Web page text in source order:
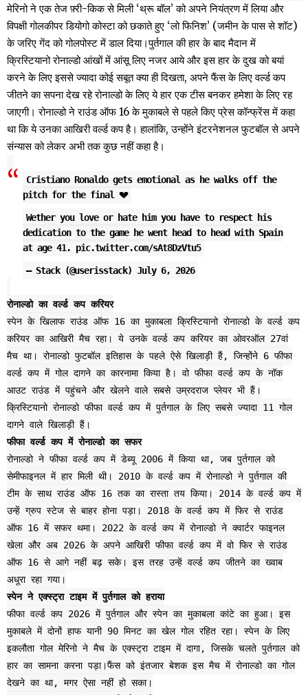
मेरिनो ने एक तेज फ़्री-किक से मिली ‘थ्रू बॉल’ को अपने नियंत्रण में लिया और
विपक्षी गोलकीपर डियोगो कोस्टा को छकाते हुए ‘लो फिनिश’ (जमीन के पास से शॉट)
के जरिए गेंद को गोलपोस्ट में डाल दिया।पुर्तगाल की हार के बाद मैदान में
क्रिस्टियानो रोनाल्डो आंखों में आंसू लिए नजर आये और इस हार के दुख को बयां
करने के लिए इससे ज्यादा कोई सबूत क्या ही दिखता, अपने फैंस के लिए वर्ल्ड कप
जीतने का सपना देख रहे रोनाल्डो के लिए ये हार एक टीस बनकर हमेशा के लिए रह
जाएगी। रोनाल्डो ने राउंड ऑफ 16 के मुकाबले से पहले किए प्रेस कॉन्फ्रेंस में कहा
था कि ये उनका आखिरी वर्ल्ड कप है। हालांकि, उन्होंने इंटरनेशनल फुटबॉल से अपने
संन्यास को लेकर अभी तक कुछ नहीं कहा है।
Cristiano Ronaldo gets emotional as he walks off the
pitch for the final 💔
Wether you love or hate him you have to respect his
dedication to the game he went head to head with Spain
at age 41. pic.twitter.com/sAt8DzVtu5
— Stack (@userisstack) July 6, 2026
रोनाल्डो का वर्ल्ड कप करियर
स्पेन के खिलाफ राउंड ऑफ 16 का मुकाबला क्रिस्टियानो रोनाल्डो के वर्ल्ड कप
करियर का आखिरी मैच रहा। ये उनके वर्ल्ड कप करियर का ओवरऑल 27वां
मैच था। रोनाल्डो फुटबॉल इतिहास के पहले ऐसे खिलाड़ी हैं, जिन्होंने 6 फीफा
वर्ल्ड कप में गोल दागने का कारनामा किया है। वो फीफा वर्ल्ड कप के नॉक
आउट राउंड में पहुंचने और खेलने वाले सबसे उम्रदराज प्लेयर भी हैं।
क्रिस्टियानो रोनाल्डो फीफा वर्ल्ड कप में पुर्तगाल के लिए सबसे ज्यादा 11 गोल
दागने वाले खिलाड़ी हैं।
फीफा वर्ल्ड कप में रोनाल्डो का सफर
रोनाल्डो ने फीफा वर्ल्ड कप में डेब्यू 2006 में किया था, जब पुर्तगाल को
सेमीफाइनल में हार मिली थी। 2010 के वर्ल्ड कप में रोनाल्डो ने पुर्तगाल की
टीम के साथ राउंड ऑफ 16 तक का रास्ता तय किया। 2014 के वर्ल्ड कप में
उन्हें ग्रुप स्टेज से बाहर होना पड़ा। 2018 के वर्ल्ड कप में फिर से राउंड
ऑफ 16 में सफर थमा। 2022 के वर्ल्ड कप में रोनाल्डो ने क्वार्टर फाइनल
खेला और अब 2026 के अपने आखिरी फीफा वर्ल्ड कप में वो फिर से राउंड
ऑफ 16 से आगे नहीं बढ़ सके। इस तरह उन्हें वर्ल्ड कप जीतने का ख्वाब
अधूरा रहा गया।
स्पेन ने एक्स्ट्रा टाइम में पुर्तगाल को हराया
फीफा वर्ल्ड कप 2026 में पुर्तगाल और स्पेन का मुकाबला कांटे का हुआ। इस
मुकाबले में दोनों हाफ यानी 90 मिनट का खेल गोल रहित रहा। स्पेन के लिए
इकलौता गोल मेरिनो ने मैच के एक्स्ट्रा टाइम में दागा, जिसके चलते पुर्तगाल को
हार का सामना करना पड़ा।फैंस को इंतजार बेशक इस मैच में रोनाल्डो का गोल
देखने का था, मगर ऐसा नहीं हो सका।